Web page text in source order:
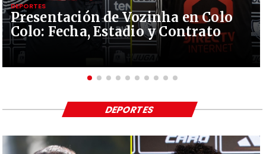
Presentación de Vozinha en Colo
Colo: Fecha, Estadio y Contrato
DEPORTES
DEPORTES